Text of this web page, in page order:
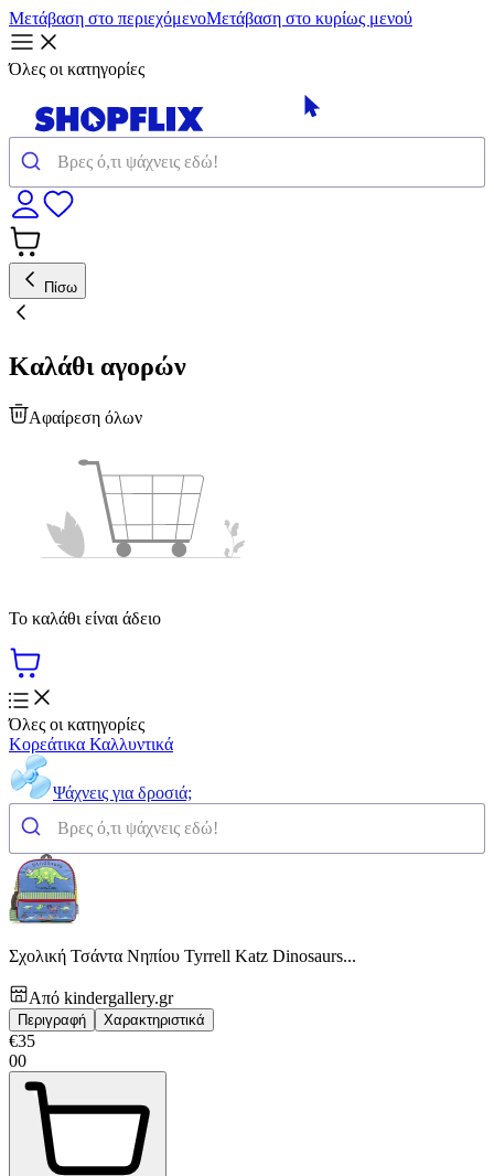
Μετάβαση στο περιεχόμενοΜετάβαση στο κυρίως μενού
Όλες οι κατηγορίες
Πίσω
Καλάθι αγορών
Αφαίρεση όλων
Το καλάθι είναι άδειο
Όλες οι κατηγορίες
Κορεάτικα Καλλυντικά
Ψάχνεις για δροσιά;
Σχολική Τσάντα Νηπίου Tyrrell Katz Dinosaurs...
Από kindergallery.gr
Περιγραφή Χαρακτηριστικά
€35
00